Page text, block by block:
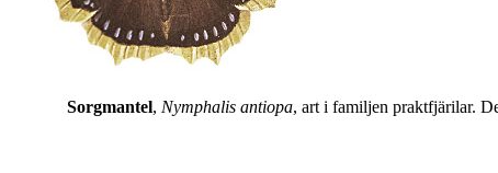
Sorgmantel, Nymphalis antiopa, art i familjen praktfjärilar.